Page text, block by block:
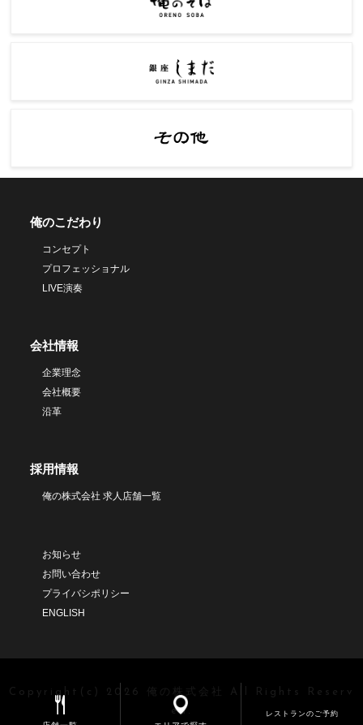
レストランのご予約
俺のこだわり
コンセプト
プロフェッショナル
LIVE演奏
会社情報
企業理念
会社概要
沿革
採用情報
俺の株式会社 求人店舗一覧
お知らせ
お問い合わせ
プライバシポリシー
ENGLISH
Copyright(c) 2026 俺の株式会社 All Rights Reserv
ed.